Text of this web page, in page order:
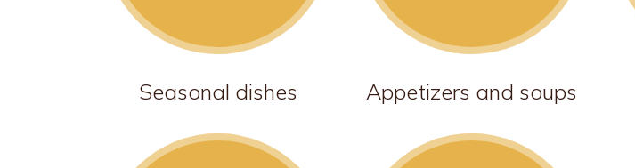
Seasonal dishes Appetizers and soups